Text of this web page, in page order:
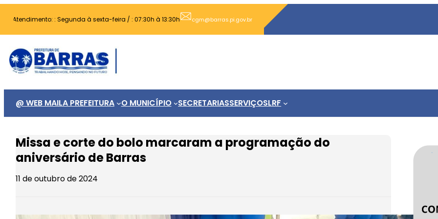
para
o
Atendimento: : Segunda à sexta-feira / : 07:30h à 13:30h cgm@barras.pi.gov.br
@ WEB MAILA PREFEITURA O MUNICÍPIO SECRETARIASSERVIÇOSLRF
Missa e corte do bolo marcaram a programação do
aniversário de Barras
11 de outubro de 2024